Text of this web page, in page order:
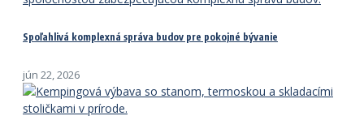
Spoľahlivá komplexná správa budov pre pokojné bývanie
jún 22, 2026